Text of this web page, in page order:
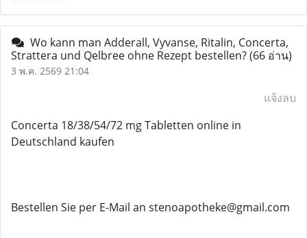
Wo kann man Adderall, Vyvanse, Ritalin, Concerta,
Strattera und Qelbree ohne Rezept bestellen?(66 อ่าน)
3 พ.ค. 2569 21:04
แจ้งลบ
Concerta 18/38/54/72 mg Tabletten online in
Deutschland kaufen
Bestellen Sie per E-Mail an stenoapotheke@gmail.com